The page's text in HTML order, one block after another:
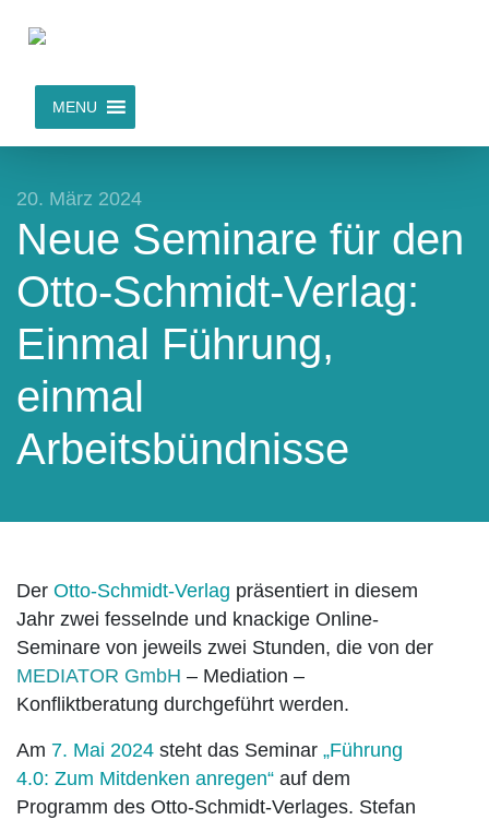
MENU
20. März 2024
Neue Seminare für den
Otto-Schmidt-Verlag:
Einmal Führung,
einmal
Arbeitsbündnisse
Der Otto-Schmidt-Verlag präsentiert in diesem
Jahr zwei fesselnde und knackige Online-
Seminare von jeweils zwei Stunden, die von der
MEDIATOR GmbH – Mediation –
Konfliktberatung durchgeführt werden.
Am 7. Mai 2024 steht das Seminar „Führung
4.0: Zum Mitdenken anregen“ auf dem
Programm des Otto-Schmidt-Verlages. Stefan